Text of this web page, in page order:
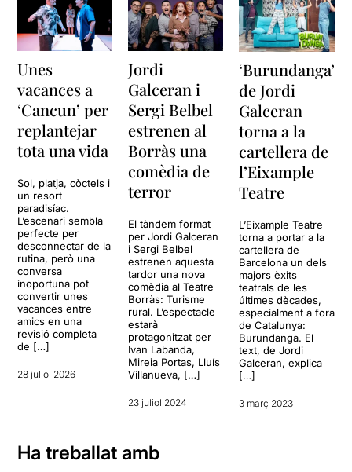
Unes
vacances a
‘Cancun’ per
replantejar
tota una vida
Sol, platja, còctels i
un resort
paradisíac.
L’escenari sembla
perfecte per
desconnectar de la
rutina, però una
conversa
inoportuna pot
convertir unes
vacances entre
amics en una
revisió completa
de […]
28 juliol 2026
Jordi
Galceran i
Sergi Belbel
estrenen al
Borràs una
comèdia de
terror
El tàndem format
per Jordi Galceran
i Sergi Belbel
estrenen aquesta
tardor una nova
comèdia al Teatre
Borràs: Turisme
rural. L’espectacle
estarà
protagonitzat per
Ivan Labanda,
Mireia Portas, Lluís
Villanueva, […]
23 juliol 2024
‘Burundanga’
de Jordi
Galceran
torna a la
cartellera de
l’Eixample
Teatre
L’Eixample Teatre
torna a portar a la
cartellera de
Barcelona un dels
majors èxits
teatrals de les
últimes dècades,
especialment a fora
de Catalunya:
Burundanga. El
text, de Jordi
Galceran, explica
[…]
3 març 2023
Ha treballat amb